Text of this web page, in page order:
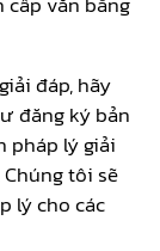
đáp, hãy
đăng ký bản
pháp lý giải
tôi sẽ
lý cho các